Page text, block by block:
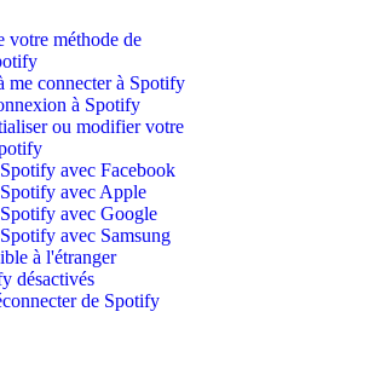
méthode de
me connecter à Spotify
à Spotify
ou modifier votre
avec Facebook
avec Apple
avec Google
avec Samsung
à l'étranger
désactivés
de Spotify